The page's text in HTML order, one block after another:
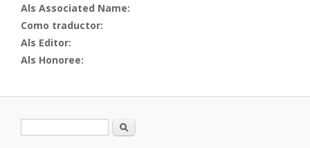
Als Associated Name:
Como traductor:
Als Editor:
Als Honoree:
Formulario de búsqueda
Buscar